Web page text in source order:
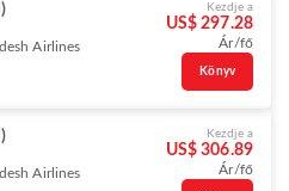
Airlines
Kezdje a
US$ 297.28
Ár/fő
Könyv
Airlines
Kezdje a
US$ 306.89
Ár/fő